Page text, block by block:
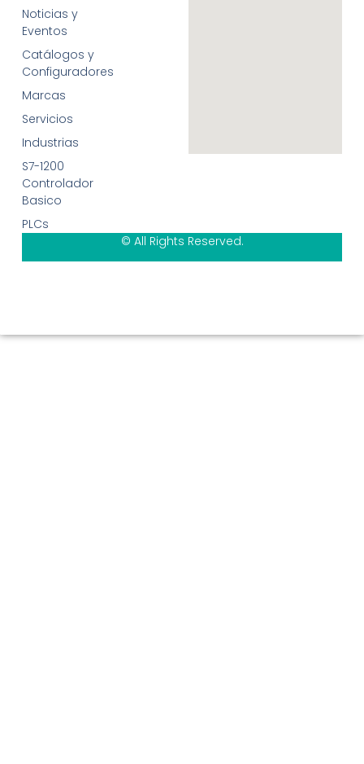
Noticias y
Eventos
Catálogos y
Configuradores
Marcas
Servicios
Industrias
S7-1200
Controlador
Basico
PLCs
© All Rights Reserved.